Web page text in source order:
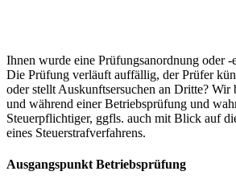
Ihnen wurde eine Prüfungsanordnung oder -
Die Prüfung verläuft auffällig, der Prüfer
oder stellt Auskunftsersuchen an Dritte? Wir
und während einer Betriebsprüfung und
Steuerpflichtiger, ggfls. auch mit Blick auf
eines Steuerstrafverfahrens.
Ausgangspunkt Betriebsprüfung